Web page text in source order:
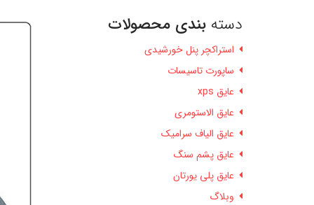
دسته بندی محصولات
استراکچر پنل خورشیدی
ساپورت تاسیسات
عایق xps
عایق الاستومری
عایق الیاف سرامیک
عایق پشم سنگ
عایق پلی یورتان
وبلاگ